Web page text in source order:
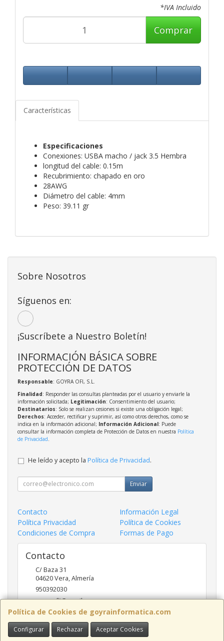
*IVA Incluido
Comprar
Características
Especificaciones
Conexiones: USBA macho / jack 3.5 Hembra
longitud del cable: 0.15m
Recubrimiento: chapado en oro
28AWG
Diámetro del cable: 4mm
Peso: 39.11 gr
Política de Cookies de goyrainformatica.com
Configurar Rechazar Aceptar Cookies
Sobre Nosotros
Síguenos en:
¡Suscríbete a Nuestro Boletín!
INFORMACIÓN BÁSICA SOBRE
PROTECCIÓN DE DATOS
Responsable: GOYRA OFI, S.L.
Finalidad: Responder las consultas planteadas por el usuario y enviarle la
información solicitada; Legitimación: Consentimiento del usuario;
Destinatarios: Solo se realizan cesiones si existe una obligación legal;
Derechos: Acceder, rectificar y suprimir, así como otros derechos, como se
indica en la información adicional; Información Adicional: Puede
consultar la información completa de Protección de Datos en nuestra Política
de Privacidad
He leído y acepto la Política de Privacidad.
Enviar
Contacto
Información Legal
Política Privacidad
Política de Cookies
Condiciones de Compra
Formas de Pago
Contacto
C/ Baza 31
04620Vera,Almería
950392030
goyraofii@gmail.com
Horario